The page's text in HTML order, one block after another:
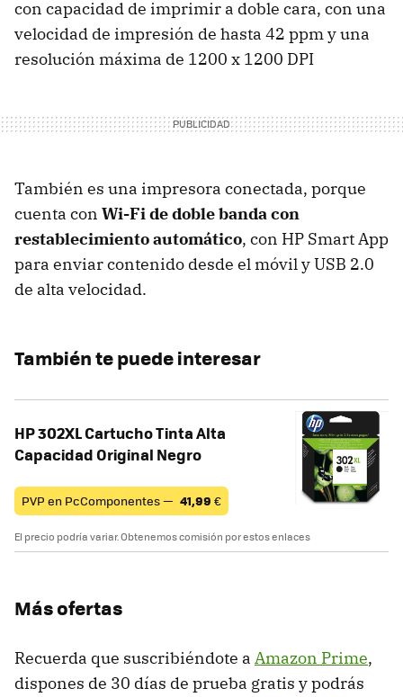
con capacidad de imprimir a doble cara, con una
velocidad de impresión de hasta 42 ppm y una
resolución máxima de 1200 x 1200 DPI
También es una impresora conectada, porque
cuenta con Wi-Fi de doble banda con
restablecimiento automático, con HP Smart App
para enviar contenido desde el móvil y USB 2.0
de alta velocidad.
También te puede interesar
HP 302XL Cartucho Tinta Alta
Capacidad Original Negro
PVP en PcComponentes — 41,99 €
El precio podría variar. Obtenemos comisión por estos enlaces
Más ofertas
Recuerda que suscribiéndote a Amazon Prime,
dispones de 30 días de prueba gratis y podrás